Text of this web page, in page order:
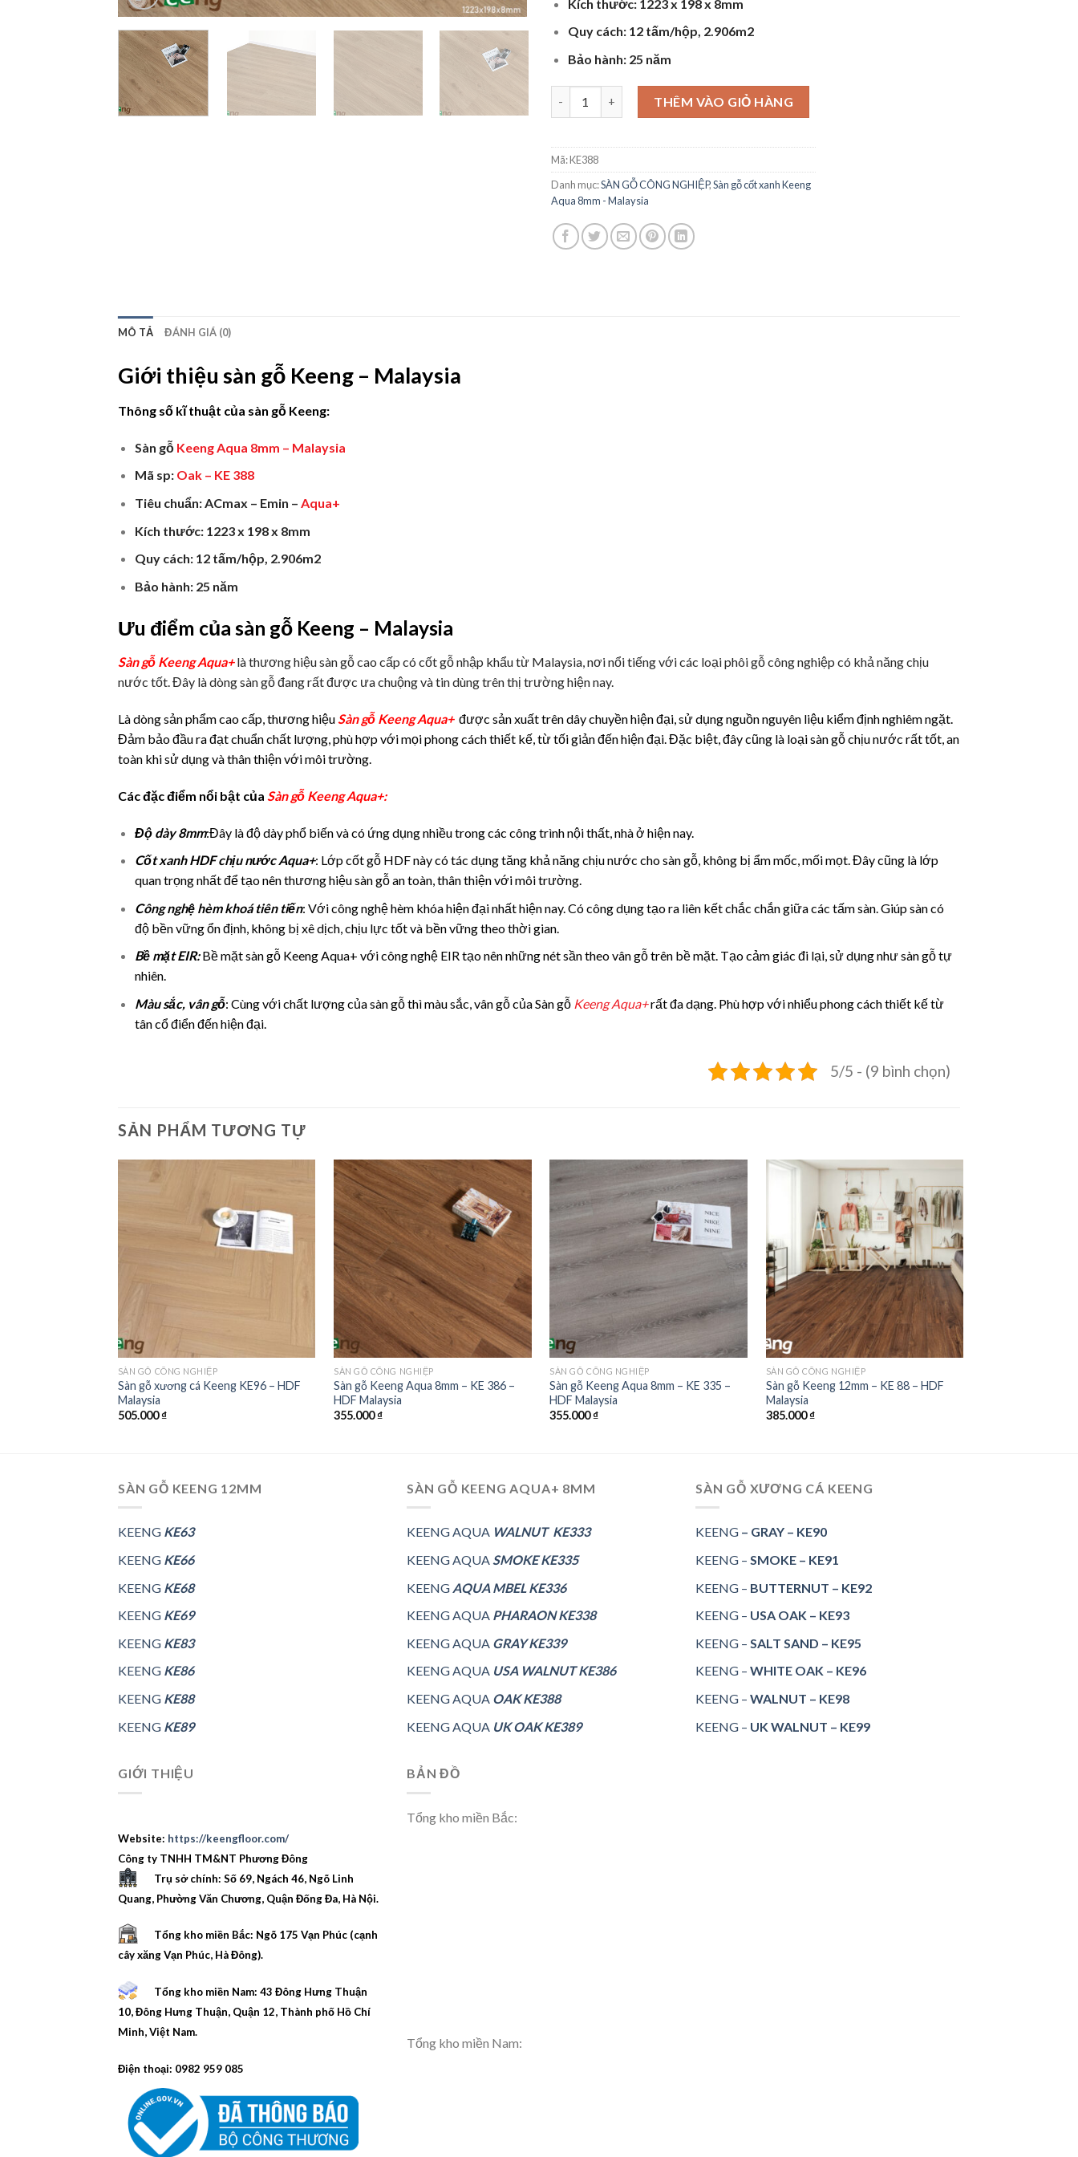
Kích thước: 1223 x 198 x 8mm
Quy cách: 12 tấm/hộp, 2.906m2
Bảo hành: 25 năm
Sàn gỗ Keeng Aqua 8mm - KE 388 - HDF Malaysia số lượng
THÊM VÀO GIỎ HÀNG
Mã:KE388
Danh mục:SÀN GỖ CÔNG NGHIỆP,Sàn gỗ cốt xanh Keeng
Aqua 8mm - Malaysia
MÔ TẢ ĐÁNH GIÁ (0)
Giới thiệu sàn gỗ Keeng – Malaysia
Thông số kĩ thuật của sàn gỗ Keeng:
Sàn gỗ Keeng Aqua 8mm – Malaysia
Mã sp:Oak – KE 388
Tiêu chuẩn: ACmax – Emin – Aqua+
Kích thước: 1223 x 198 x 8mm
Quy cách: 12 tấm/hộp, 2.906m2
Bảo hành: 25 năm
Ưu điểm của sàn gỗ Keeng – Malaysia
Sàn gỗ Keeng Aqua+ là thương hiệu sàn gỗ cao cấp có cốt gỗ nhập khẩu từ Malaysia, nơi nổi tiếng với các loại phôi gỗ công nghiệp có khả năng chịu
nước tốt. Đây là dòng sàn gỗ đang rất được ưa chuộng và tin dùng trên thị trường hiện nay.
Là dòng sản phẩm cao cấp, thương hiệuSàn gỗ Keeng Aqua+được sản xuất trên dây chuyền hiện đại, sử dụng nguồn nguyên liệu kiểm định nghiêm ngặt.
Đảm bảo đầu ra đạt chuẩn chất lượng, phù hợp với mọi phong cách thiết kế, từ tối giản đến hiện đại. Đặc biệt, đây cũng là loại sàn gỗ chịu nước rất tốt, an
toàn khi sử dụng và thân thiện với môi trường.
Các đặc điểm nổi bật của Sàn gỗ Keeng Aqua+:
Độ dày 8mm:Đây là độ dày phổ biến và có ứng dụng nhiều trong các công trình nội thất, nhà ở hiện nay.
Cốt xanh HDF chịu nước Aqua+: Lớp cốt gỗ HDF này có tác dụng tăng khả năng chịu nước cho sàn gỗ, không bị ẩm mốc, mối mọt. Đây cũng là lớp
quan trọng nhất để tạo nên thương hiệu sàn gỗ an toàn, thân thiện với môi trường.
Công nghệ hèm khoá tiên tiến: Với công nghệ hèm khóa hiện đại nhất hiện nay. Có công dụng tạo ra liên kết chắc chắn giữa các tấm sàn. Giúp sàn có
độ bền vững ổn định, không bị xê dịch, chịu lực tốt và bền vững theo thời gian.
Bề mặt EIR:Bề mặt sàn gỗ Keeng Aqua+ với công nghệ EIR tạo nên những nét sần theo vân gỗ trên bề mặt. Tạo cảm giác đi lại, sử dụng như sàn gỗ tự
nhiên.
Màu sắc, vân gỗ: Cùng với chất lượng của sàn gỗ thì màu sắc, vân gỗ của Sàn gỗ Keeng Aqua+rất đa dạng. Phù hợp với nhiểu phong cách thiết kế từ
tân cổ điển đến hiện đại.
5/5 - (9 bình chọn)
SẢN PHẨM TƯƠNG TỰ
SÀN GỖ CÔNG NGHIỆP
Sàn gỗ xương cá Keeng KE96 – HDF
Malaysia
505.000₫
SÀN GỖ CÔNG NGHIỆP
Sàn gỗ Keeng Aqua 8mm – KE 386 –
HDF Malaysia
355.000₫
SÀN GỖ CÔNG NGHIỆP
Sàn gỗ Keeng Aqua 8mm – KE 335 –
HDF Malaysia
355.000₫
SÀN GỖ CÔNG NGHIỆP
Sàn gỗ Keeng 12mm – KE 88 – HDF
Malaysia
385.000₫
SÀN GỖ KEENG 12MM
KEENG KE63
KEENG KE66
KEENG KE68
KEENG KE69
KEENG KE83
KEENG KE86
KEENG KE88
KEENG KE89
SÀN GỖ KEENG AQUA+ 8MM
KEENG AQUA WALNUT KE333
KEENG AQUASMOKE KE335
KEENG AQUA MBEL KE336
KEENG AQUA PHARAON KE338
KEENG AQUA GRAY KE339
KEENG AQUA USA WALNUT KE386
KEENG AQUA OAK KE388
KEENG AQUA UK OAK KE389
SÀN GỖ XƯƠNG CÁ KEENG
KEENG – GRAY – KE90
KEENG – SMOKE – KE91
KEENG – BUTTERNUT – KE92
KEENG – USA OAK – KE93
KEENG – SALT SAND – KE95
KEENG – WHITE OAK – KE96
KEENG – WALNUT – KE98
KEENG – UK WALNUT – KE99
GIỚI THIỆU
Website: https://keengfloor.com/
Công ty TNHH TM&NT Phương Đông
Trụ sở chính: Số 69, Ngách 46, Ngõ Linh
Quang, Phường Văn Chương, Quận Đống Đa, Hà Nội.
Tổng kho miền Bắc: Ngõ 175 Vạn Phúc (cạnh
cây xăng Vạn Phúc, Hà Đông).
Tổng kho miền Nam: 43 Đông Hưng Thuận
10, Đông Hưng Thuận, Quận 12, Thành phố Hồ Chí
Minh, Việt Nam.
Điện thoại: 0982 959 085
BẢN ĐỒ
Tổng kho miền Bắc:
Tổng kho miền Nam: